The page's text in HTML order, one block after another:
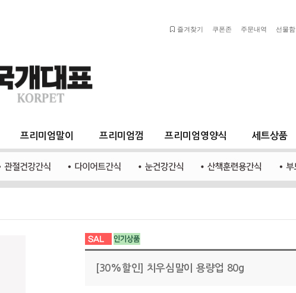
선물함
주문내역
쿠폰존
즐겨찾기
프리미엄말이 프리미엄껌 프리미엄영양식 세트상품
[30%할인] 치우심말이 용량업 80g